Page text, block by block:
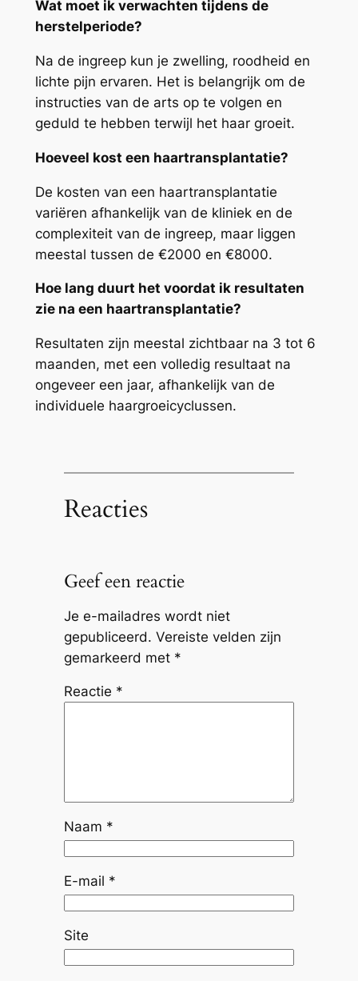
Wat moet ik verwachten tijdens de
herstelperiode?
Na de ingreep kun je zwelling, roodheid en
lichte pijn ervaren. Het is belangrijk om de
instructies van de arts op te volgen en
geduld te hebben terwijl het haar groeit.
Hoeveel kost een haartransplantatie?
De kosten van een haartransplantatie
variëren afhankelijk van de kliniek en de
complexiteit van de ingreep, maar liggen
meestal tussen de €2000 en €8000.
Hoe lang duurt het voordat ik resultaten
zie na een haartransplantatie?
Resultaten zijn meestal zichtbaar na 3 tot 6
maanden, met een volledig resultaat na
ongeveer een jaar, afhankelijk van de
individuele haargroeicyclussen.
Reacties
Geef een reactie
Je e-mailadres wordt niet
gepubliceerd. Vereiste velden zijn
gemarkeerd met *
Reactie *
Naam *
E-mail *
Site